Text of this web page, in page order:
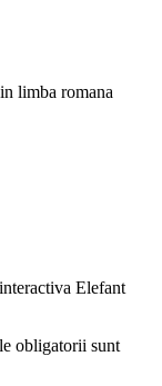
limba romana
Elefant
obligatorii sunt